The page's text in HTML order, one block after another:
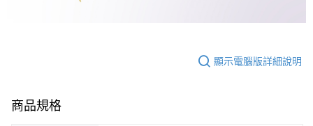
顯示電腦版詳細說明
商品規格